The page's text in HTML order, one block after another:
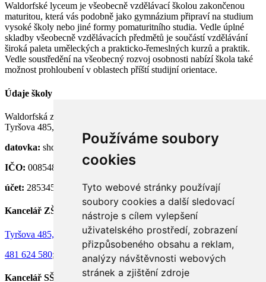
Používáme soubory
cookies
Tyto webové stránky používají
soubory cookies a další sledovací
nástroje s cílem vylepšení
uživatelského prostředí, zobrazení
přizpůsobeného obsahu a reklam,
analýzy návštěvnosti webových
stránek a zjištění zdroje
Waldorfské lyceum je všeobecně vzdělávací školou zakončenou
maturitou, která vás podobně jako gymnázium připraví na studium
vysoké školy nebo jiné formy pomaturitního studia. Vedle úplné
skladby všeobecně vzdělávacích předmětů je součástí vzdělávání
široká paleta uměleckých a prakticko-řemeslných kurzů a praktik.
Vedle soustředění na všeobecný rozvoj osobnosti nabízí škola také
možnost prohloubení v oblastech příští studijní orientace.
Údaje školy
Waldorfská základní a střední škola Semily, p. o.
Tyršova 485, 513 01 Semily
datovka: shdknnh
IČO: 00854824
účet: 28534581/0100
Kancelář ZŠ
Tyršova 485, 513 01 Semily
481 624 580; 736 130 073
Kancelář SŠ